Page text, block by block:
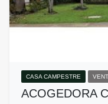
CASA CAMPESTRE
ACOGEDORA